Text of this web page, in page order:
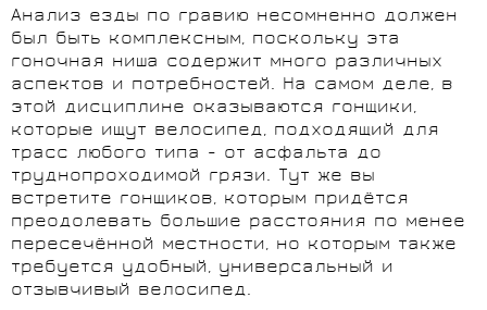
Анализ езды по гравию несомненно должен
был быть комплексным, поскольку эта
гоночная ниша содержит много различных
аспектов и потребностей. На самом деле, в
этой дисциплине оказываются гонщики,
которые ищут велосипед, подходящий для
трасс любого типа - от асфальта до
труднопроходимой грязи. Тут же вы
встретите гонщиков, которым придётся
преодолевать большие расстояния по менее
пересечённой местности, но которым также
требуется удобный, универсальный и
отзывчивый велосипед.